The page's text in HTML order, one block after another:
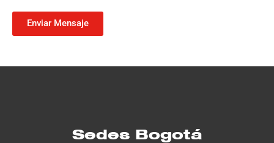
Enviar Mensaje
Sedes Bogotá